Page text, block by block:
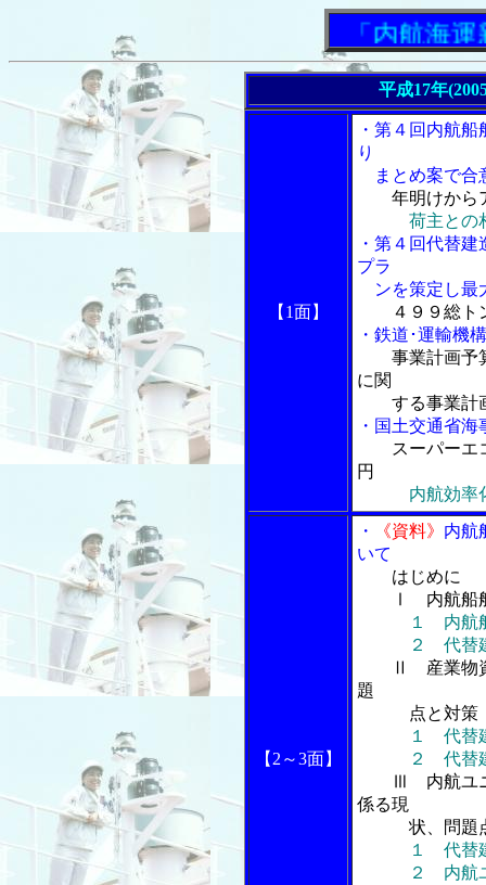
「内航海運新
平成17年
【1面】
・第４回内航
り
まとめ案で合
年明けから
荷主との
・第４回代替
プラ
ンを策定し最
４９９総ト
・鉄道･運輸機
事業計画予
に関
する事業計画
・国土交通省
スーパーエ
円
内航効率
【2～3面】
・ 《資料》 内航
いて
はじめに
Ⅰ 内航船舶の
１ 内航
２ 代替建造
Ⅱ 産業物
題
点と対策
１ 代替
２ 代替建造
Ⅲ 内航ユ
係る現
状、問題点
１ 代替
２ 内航